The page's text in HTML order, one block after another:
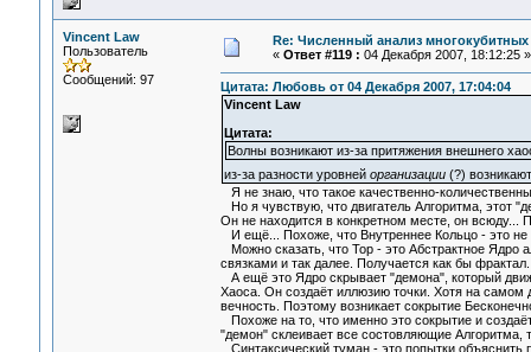
Vincent Law
Пользователь
Сообщений: 97
Re: Численный анализ многокубитных
« Ответ #119 : 04 Декабря 2007, 18:12:25 »
Цитата: Любовь от 04 Декабря 2007, 17:04:04
Vincent Law
Цитата:
Волны возникают из-за притяжения внешнего
из-за разности уровней организации(?)
Я не знаю, что такое качественно-
Но я чувствую, что двигатель Алгоритма, этот
Он не находится в конкретном месте, он
И ещё... Похоже, что Внутреннее Кольцо - это не
Можно сказать, что Тор - это Абстрактное Ядро
связками и так далее. Получается как бы
А ещё это Ядро скрывает "демона", который
Хаоса. Он создаёт иллюзию точки. Хотя на самом
вечность. Поэтому возникает сокрытие
Похоже на то, что именно это сокрытие и
"демон" склеивает все состовляющие Алгоритма,
Синтаксический туман - это попытки объяснить